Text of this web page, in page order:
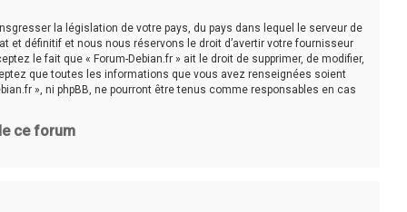
la législation de votre pays, du pays dans lequel le serveur de
et définitif et nous nous réservons le droit d’avertir votre fournisseur
le fait que « Forum-Debian.fr » ait le droit de supprimer, de modifier,
que toutes les informations que vous avez renseignées soient
», ni phpBB, ne pourront être tenus comme responsables en cas
ce forum